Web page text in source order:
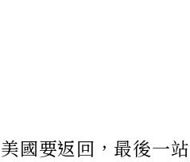
國要返回，最後一